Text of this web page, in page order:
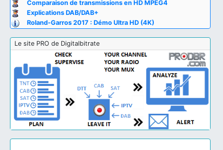
Comparaison de transmissions en HD MPEG4
Explications DAB/DAB+
Roland-Garros 2017 : Démo Ultra HD (4K)
Le site PRO de Digitalbitrate